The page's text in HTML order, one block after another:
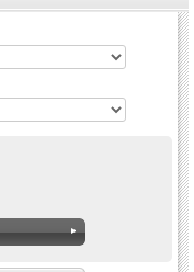
内側に侵入するのを防ぎ、内
ました。